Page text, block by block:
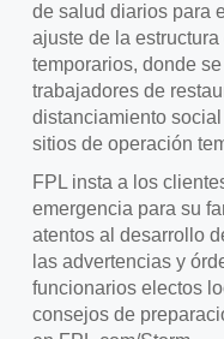
de salud diarios para
ajuste de la
temporarios, donde
trabajadores de
distanciamiento
sitios de operación
FPL insta a los
emergencia para su
atentos al desarrollo
las advertencias y
funcionarios electos
consejos de